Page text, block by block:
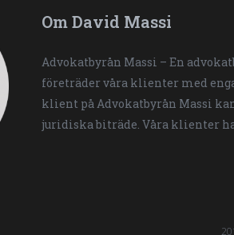
Om David Massi
Advokatbyrån Massi – En
företräder våra klienter med
klient på Advokatbyrån Massi
juridiska biträde. Våra klienter